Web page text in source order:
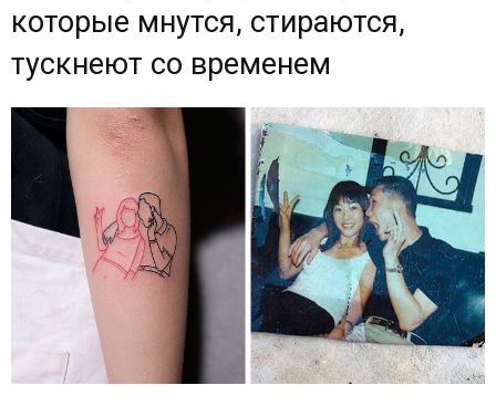
которые мнутся, стираются,
тускнеют со временем